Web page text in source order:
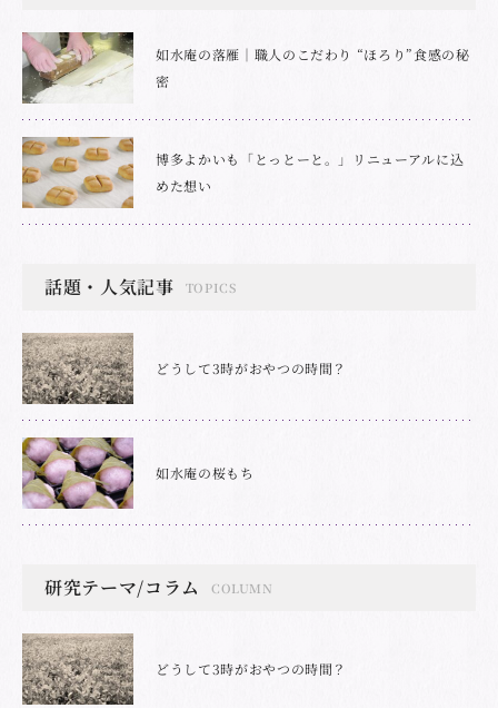
如水庵の落雁｜職人のこだわり “ほろり”食感の秘
密
博多よかいも「とっとーと。」リニューアルに込
めた想い
話題・人気記事 TOPICS
どうして3時がおやつの時間？
如水庵の桜もち
研究テーマ/コラム COLUMN
どうして3時がおやつの時間？